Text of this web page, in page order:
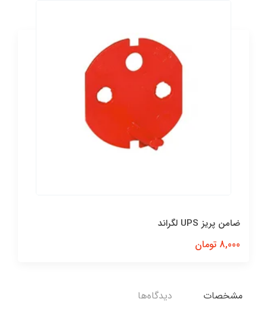
ضامن پريز UPS لگراند
8,000 تومان
مشخصات دیدگاه‌ها